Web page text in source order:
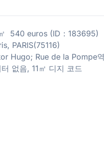
540 euros (ID：183695)
PARIS(75116)
Hugo; Rue de la Pompe
없음, 11㎡ 디지 코드